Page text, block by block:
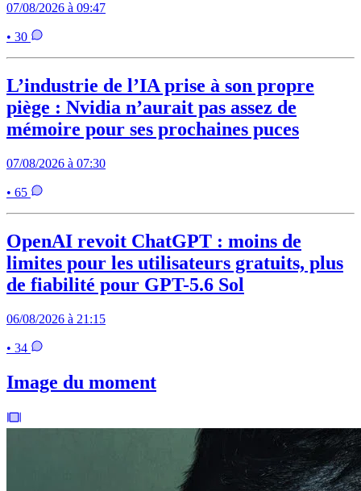
07/08/2026 à 09:47
• 30
L’industrie de l’IA prise à son propre
piège : Nvidia n’aurait pas assez de
mémoire pour ses prochaines puces
07/08/2026 à 07:30
• 65
OpenAI revoit ChatGPT : moins de
limites pour les utilisateurs gratuits, plus
de fiabilité pour GPT-5.6 Sol
06/08/2026 à 21:15
• 34
Image du moment